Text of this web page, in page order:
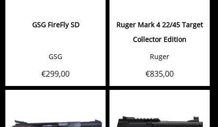
GSG FireFly SD
GSG
€299,00
Ruger Mark 4 22/45 Target
Collector Edition
Ruger
€835,00